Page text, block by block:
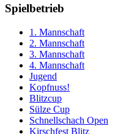
Spielbetrieb
1. Mannschaft
2. Mannschaft
3. Mannschaft
4. Mannschaft
Jugend
Kopfnuss!
Blitzcup
Sülze Cup
Schnellschach Open
Kirschfest Blitz